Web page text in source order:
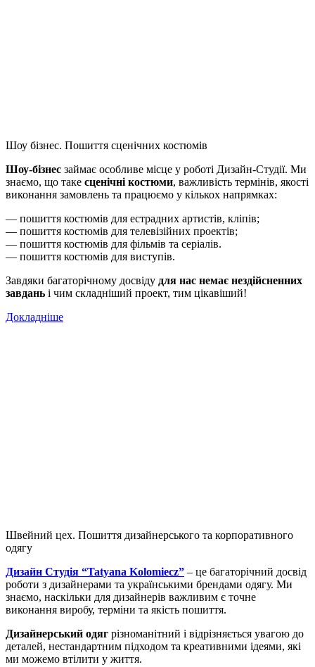
Шоу бізнес. Пошиття сценічних костюмів
Шоу-бізнес займає особливе місце у роботі Дизайн-Студії. Ми
знаємо, що таке сценічні костюми, важливість термінів, якості
виконання замовлень та працюємо у кількох напрямках:
— пошиття костюмів для естрадних артистів, кліпів;
— пошиття костюмів для телевізійних проектів;
— пошиття костюмів для фільмів та серіалів.
— пошиття костюмів для виступів.
Завдяки багаторічному досвіду для нас немає нездійсненних
завдань і чим складніший проект, тим цікавіший!
Докладніше
Швейний цех. Пошиття дизайнерського та корпоративного
одягу
Дизайн Студія “Tatyana Kolomiecz” – це багаторічний досвід
роботи з дизайнерами та українськими брендами одягу. Ми
знаємо, наскільки для дизайнерів важливим є точне
виконання виробу, терміни та якість пошиття.
Дизайнерський одяг різноманітний і відрізняється увагою до
деталей, нестандартним підходом та креативними ідеями, які
ми можемо втілити у життя.